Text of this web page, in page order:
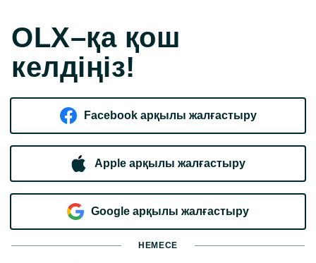
OLX–қа қош
келдіңіз!
Facebook арқылы жалғастыру
Apple арқылы жалғастыру
Google арқылы жалғастыру
НЕМЕСЕ